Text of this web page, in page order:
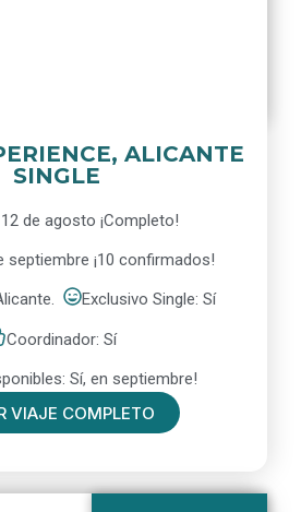
ALICANTE
SINGLE
de agosto ¡Completo!
septiembre ¡10 confirmados!
Exclusivo Single: Sí
Coordinador: Sí
Sí, en septiembre!
VIAJE COMPLETO